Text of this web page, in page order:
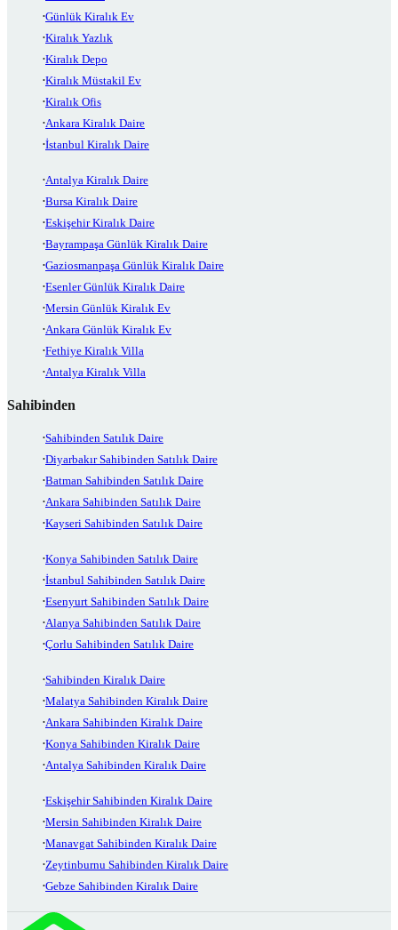
Günlük Kiralık Ev
Kiralık Yazlık
Kiralık Depo
Kiralık Müstakil Ev
Kiralık Ofis
Ankara Kiralık Daire
İstanbul Kiralık Daire
Antalya Kiralık Daire
Bursa Kiralık Daire
Eskişehir Kiralık Daire
Bayrampaşa Günlük Kiralık Daire
Gaziosmanpaşa Günlük Kiralık Daire
Esenler Günlük Kiralık Daire
Mersin Günlük Kiralık Ev
Ankara Günlük Kiralık Ev
Fethiye Kiralık Villa
Antalya Kiralık Villa
Sahibinden
Sahibinden Satılık Daire
Diyarbakır Sahibinden Satılık Daire
Batman Sahibinden Satılık Daire
Ankara Sahibinden Satılık Daire
Kayseri Sahibinden Satılık Daire
Konya Sahibinden Satılık Daire
İstanbul Sahibinden Satılık Daire
Esenyurt Sahibinden Satılık Daire
Alanya Sahibinden Satılık Daire
Çorlu Sahibinden Satılık Daire
Sahibinden Kiralık Daire
Malatya Sahibinden Kiralık Daire
Ankara Sahibinden Kiralık Daire
Konya Sahibinden Kiralık Daire
Antalya Sahibinden Kiralık Daire
Eskişehir Sahibinden Kiralık Daire
Mersin Sahibinden Kiralık Daire
Manavgat Sahibinden Kiralık Daire
Zeytinburnu Sahibinden Kiralık Daire
Gebze Sahibinden Kiralık Daire